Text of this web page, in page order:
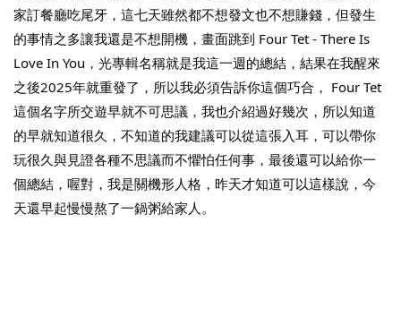
加入購物車
凡購買任一商品即可加購 THT 九週年 唱片墊 (2入一組)
家訂餐廳吃尾牙，這七天雖然都不想發文也不想賺錢，但發生
的事情之多讓我還是不想開機，畫面跳到 Four Tet - There Is
Love In You，光專輯名稱就是我這一週的總結，結果在我醒來
之後2025年就重發了，所以我必須告訴你這個巧合， Four Tet
這個名字所交遊早就不可思議，我也介紹過好幾次，所以知道
的早就知道很久，不知道的我建議可以從這張入耳，可以帶你
玩很久與見證各種不思議而不懼怕任何事，最後還可以給你一
個總結，喔對，我是關機形人格，昨天才知道可以這樣說，今
天還早起慢慢熬了一鍋粥給家人。